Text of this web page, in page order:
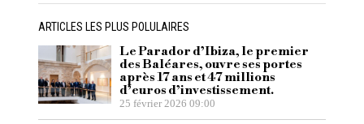
ARTICLES LES PLUS POLULAIRES
Le Parador d’Ibiza, le premier
des Baléares, ouvre ses portes
après 17 ans et 47 millions
d’euros d’investissement.
25 février 2026 09:00